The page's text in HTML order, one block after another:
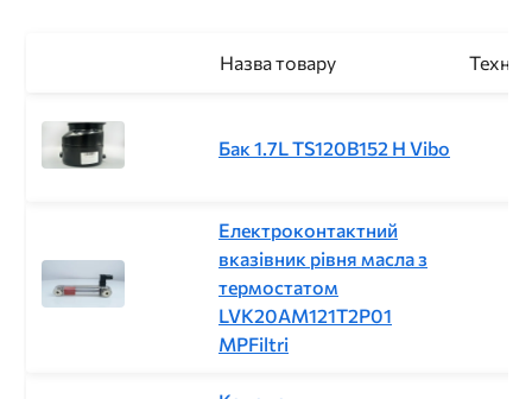
Назва товару
Бак 1.7L TS120B152 H Vibo
Електроконтактний
вказівник рівня масла з
термостатом
LVK20AM121T2P01
MPFiltri